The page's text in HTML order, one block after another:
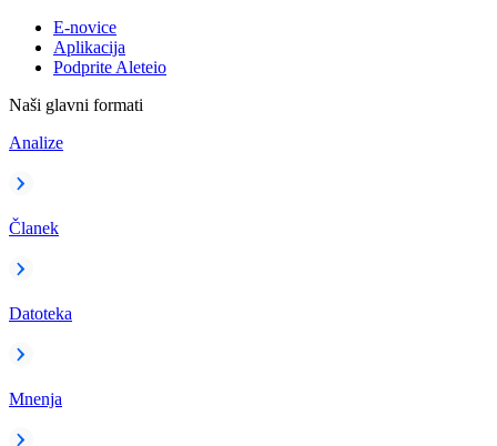
E-novice
Aplikacija
Podprite Aleteio
Naši glavni formati
Analize
Članek
Datoteka
Mnenja